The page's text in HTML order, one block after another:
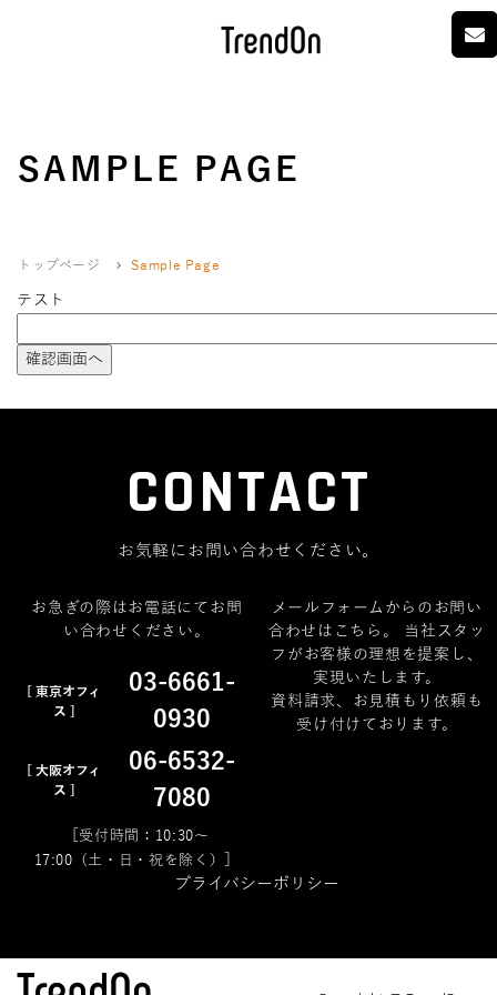
SAMPLE PAGE
トップページ Sample Page
テスト
CONTACT
お気軽にお問い合わせください。
お急ぎの際はお電話にてお問
い合わせください。
[ 東京オフィ
ス ]
03-6661-
0930
[ 大阪オフィ
ス ]
06-6532-
7080
［受付時間：10:30～
17:00（土・日・祝を除く）］
メールフォームからのお問い
合わせはこちら。 当社スタッ
フがお客様の理想を提案し、
実現いたします。
資料請求、お見積もり依頼も
受け付けております。
プライバシーポリシー